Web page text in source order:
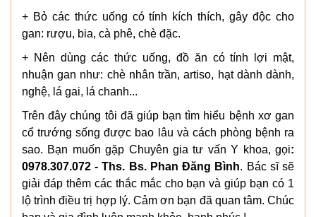
+ Bỏ các thức uống có tính kích thích, gây độc cho
gan: rượu, bia, cà phê, chè đặc.
+ Nên dùng các thức uống, đồ ăn có tính lợi mật,
nhuận gan như: chè nhân trần, artiso, hạt dành dành,
nghệ, lá gai, lá chanh...
Trên đây chúng tôi đã giúp bạn tìm hiểu bệnh xơ gan
cổ trướng sống được bao lâu và cách phòng bệnh ra
sao. Bạn muốn gặp Chuyên gia tư vấn Y khoa, gọi:
0978.307.072 - Ths. Bs. Phan Đăng Bình. Bác sĩ sẽ
giải đáp thêm các thắc mắc cho bạn và giúp bạn có 1
lộ trình điều trị hợp lý. Cảm ơn bạn đã quan tâm. Chúc